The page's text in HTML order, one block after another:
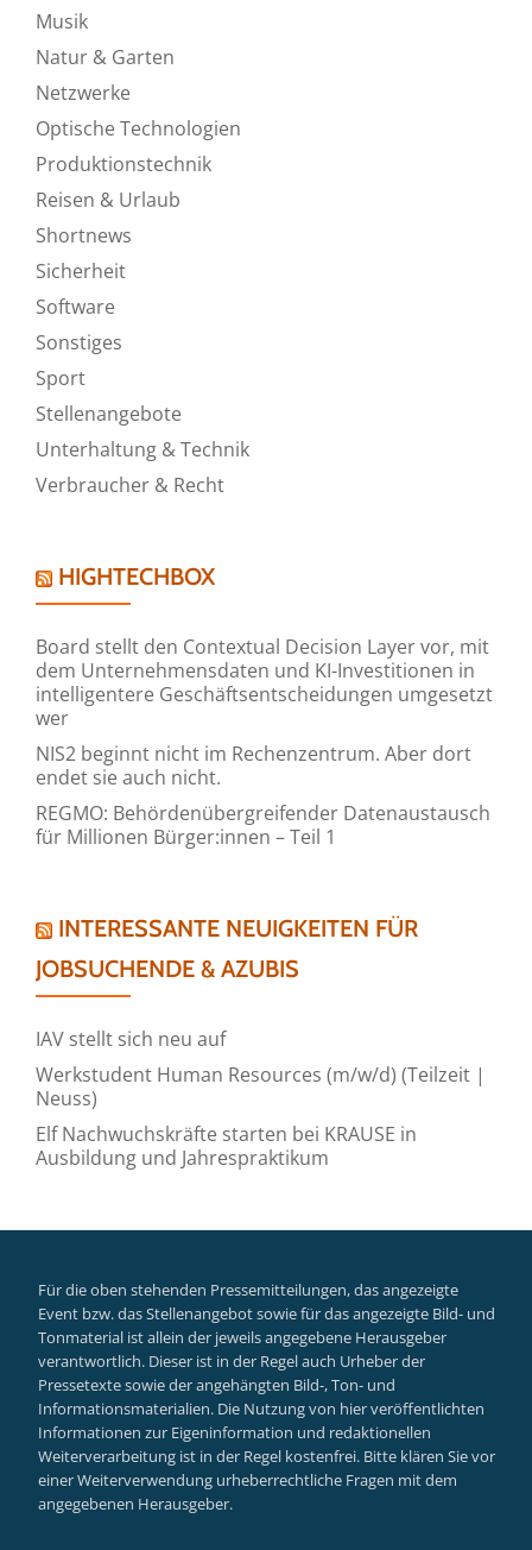
Musik
Natur & Garten
Netzwerke
Optische Technologien
Produktionstechnik
Reisen & Urlaub
Shortnews
Sicherheit
Software
Sonstiges
Sport
Stellenangebote
Unterhaltung & Technik
Verbraucher & Recht
HIGHTECHBOX
Board stellt den Contextual Decision Layer vor, mit
dem Unternehmensdaten und KI-Investitionen in
intelligentere Geschäftsentscheidungen umgesetzt
wer
NIS2 beginnt nicht im Rechenzentrum. Aber dort
endet sie auch nicht.
REGMO: Behördenübergreifender Datenaustausch
für Millionen Bürger:innen – Teil 1
INTERESSANTE NEUIGKEITEN FÜR
JOBSUCHENDE & AZUBIS
IAV stellt sich neu auf
Werkstudent Human Resources (m/w/d) (Teilzeit |
Neuss)
Elf Nachwuchskräfte starten bei KRAUSE in
Ausbildung und Jahrespraktikum
Für die oben stehenden Pressemitteilungen, das angezeigte
Event bzw. das Stellenangebot sowie für das angezeigte Bild- und
Tonmaterial ist allein der jeweils angegebene Herausgeber
verantwortlich. Dieser ist in der Regel auch Urheber der
Pressetexte sowie der angehängten Bild-, Ton- und
Informationsmaterialien. Die Nutzung von hier veröffentlichten
Informationen zur Eigeninformation und redaktionellen
Weiterverarbeitung ist in der Regel kostenfrei. Bitte klären Sie vor
einer Weiterverwendung urheberrechtliche Fragen mit dem
angegebenen Herausgeber.